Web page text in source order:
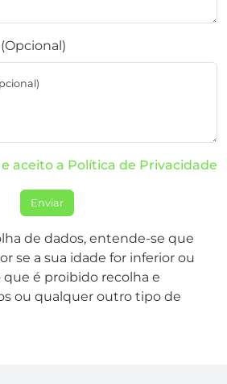
e aceito a Política de Privacidade
Enviar
de dados, entende-se que
se a sua idade for inferior ou
que é proibido recolha e
ou qualquer outro tipo de